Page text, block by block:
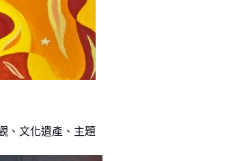
、文化遺產、主題